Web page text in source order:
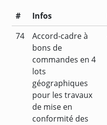
# Infos
74
Accord-cadre à
bons de
commandes en 4
lots
géographiques
pour les travaux
de mise en
conformité des